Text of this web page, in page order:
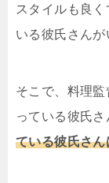
スタイルも良
いる彼氏さんが
そこで、料理
っている彼氏
ている彼氏さ